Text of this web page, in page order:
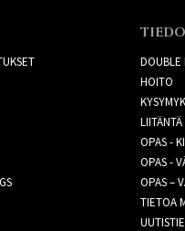
DOUBLE
HOITO
OPAS -
OPAS -
OPAS –
TIETOA